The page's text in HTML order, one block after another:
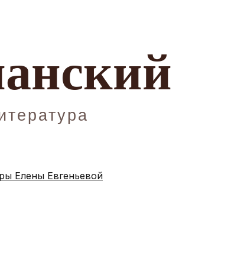
Елены Евгеньевой